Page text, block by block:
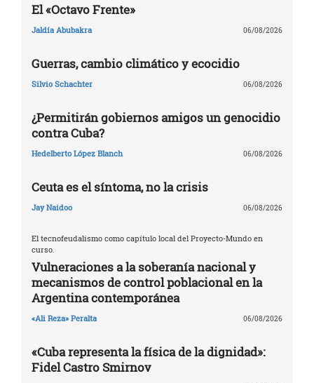
El «Octavo Frente»
Jaldía Abubakra 06/08/2026
Guerras, cambio climático y ecocidio
Silvio Schachter 06/08/2026
¿Permitirán gobiernos amigos un genocidio
contra Cuba?
Hedelberto López Blanch 06/08/2026
Ceuta es el síntoma, no la crisis
Jay Naidoo 06/08/2026
El tecnofeudalismo como capítulo local del Proyecto-Mundo en
curso.
Vulneraciones a la soberanía nacional y
mecanismos de control poblacional en la
Argentina contemporánea
«Ali Reza» Peralta 06/08/2026
«Cuba representa la física de la dignidad»:
Fidel Castro Smirnov